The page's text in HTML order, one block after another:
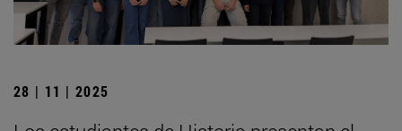
28 | 11 | 2025